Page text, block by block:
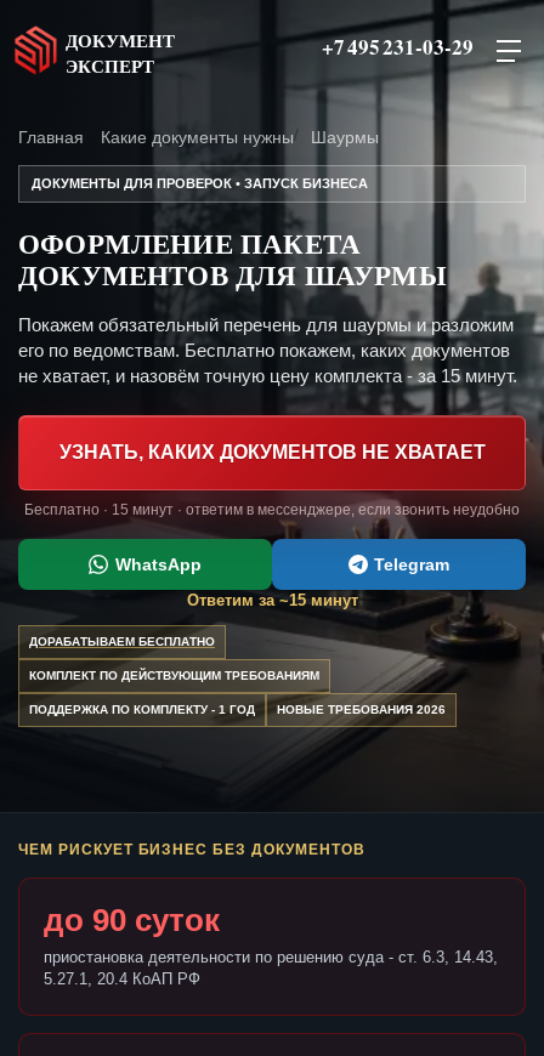
ДОКУМЕНТ
ЭКСПЕРТ
+7 495 231-03-29
Главная Какие документы нужны Шаурмы
ДОКУМЕНТЫ ДЛЯ ПРОВЕРОК • ЗАПУСК БИЗНЕСА
ОФОРМЛЕНИЕ ПАКЕТА
ДОКУМЕНТОВ ДЛЯ ШАУРМЫ
Покажем обязательный перечень для шаурмы и разложим
его по ведомствам. Бесплатно покажем, каких документов
не хватает, и назовём точную цену комплекта - за 15 минут.
УЗНАТЬ, КАКИХ ДОКУМЕНТОВ НЕ ХВАТАЕТ
Бесплатно · 15 минут · ответим в мессенджере, если звонить неудобно
WhatsApp Telegram
Ответим за ~15 минут
ДОРАБАТЫВАЕМ БЕСПЛАТНО
КОМПЛЕКТ ПО ДЕЙСТВУЮЩИМ ТРЕБОВАНИЯМ
ПОДДЕРЖКА ПО КОМПЛЕКТУ - 1 ГОД НОВЫЕ ТРЕБОВАНИЯ 2026
ЧЕМ РИСКУЕТ БИЗНЕС БЕЗ ДОКУМЕНТОВ
до 90 суток
приостановка деятельности по решению суда - ст. 6.3, 14.43,
5.27.1, 20.4 КоАП РФ